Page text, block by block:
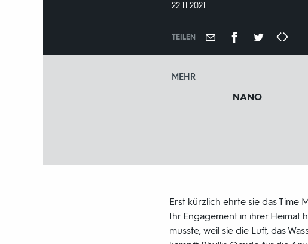
DATUM:
22.11.2021
TEILEN
MEHR
NANO
Erst kürzlich ehrte sie das Time
Ihr Engagement in ihrer Heimat
musste, weil sie die Luft, das